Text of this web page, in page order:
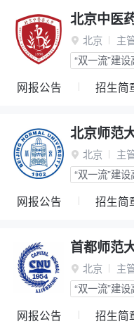
北京中医
 北京 主
“双一流”建
网报公告 招生简
北京师范
 北京 主
“双一流”建
网报公告 招生简
首都师范
 北京 主
“双一流”建
网报公告 招生简